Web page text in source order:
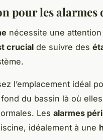
pour les alarmes
nécessite une
crucial de suivre des
l’emplacement idéal
du bassin là où
Les alarmes
idéalement à une